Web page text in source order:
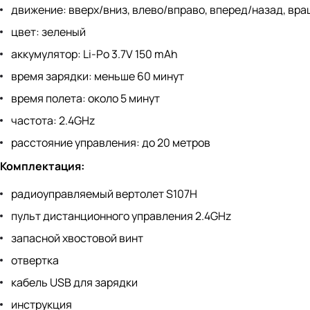
движение: вверх/вниз, влево/вправо, вперед/назад,
цвет: зеленый
аккумулятор: Li-Po 3.7V 150 mAh
время зарядки: меньше 60 минут
время полета: около 5 минут
частота: 2.4GHz
расстояние управления: до 20 метров
Комплектация:
радиоуправляемый вертолет S107H
пульт дистанционного управления 2.4GHz
запасной хвостовой винт
отвертка
кабель USB для зарядки
инструкция